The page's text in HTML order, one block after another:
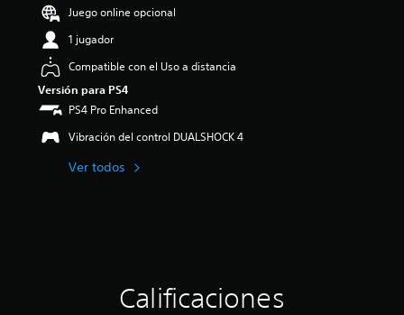
Juego online opcional
1 jugador
Compatible con el Uso a distancia
Versión para PS4
PS4 Pro Enhanced
Vibración del control DUALSHOCK 4
Ver todos
Calificaciones